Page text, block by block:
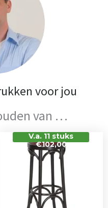
voor jou
van …
V.a. 11 stuks
€102,00